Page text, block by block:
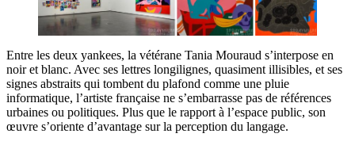
Entre les deux yankees, la vétérane Tania Mouraud s’interpose en
noir et blanc. Avec ses lettres longilignes, quasiment illisibles, et ses
signes abstraits qui tombent du plafond comme une pluie
informatique, l’artiste française ne s’embarrasse pas de références
urbaines ou politiques. Plus que le rapport à l’espace public, son
œuvre s’oriente d’avantage sur la perception du langage.